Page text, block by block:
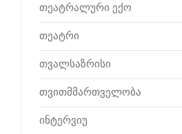
თეატრალური ექო
თეატრი
თვალსაზრისი
თვითმმართველობა
ინტერვიუ